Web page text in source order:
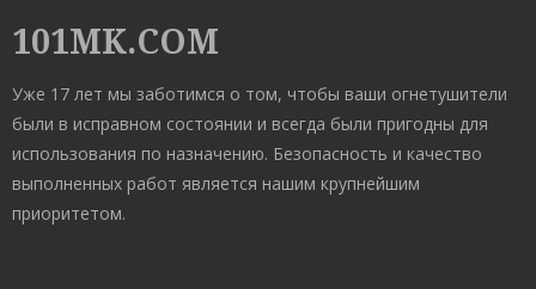
101MK.COM
Уже 17 лет мы заботимся о том, чтобы ваши огнетушители
были в исправном состоянии и всегда были пригодны для
использования по назначению. Безопасность и качество
выполненных работ является нашим крупнейшим
приоритетом.